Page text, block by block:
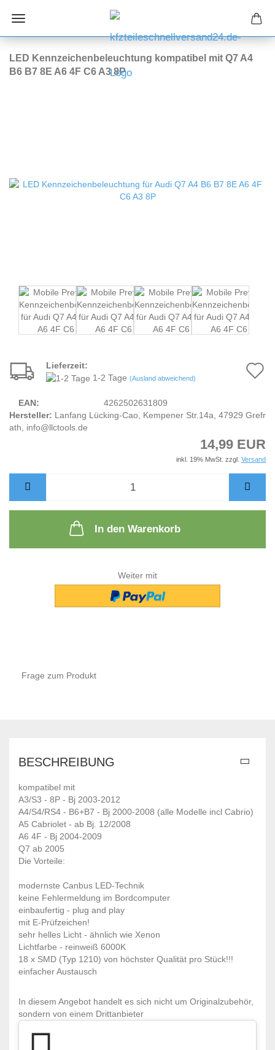
LED Kennzeichenbeleuchtung kompatibel mit Q7 A4
B6 B7 8E A6 4F C6 A3 8P
Lieferzeit:
1-2 Tage (Ausland abweichend)
EAN:
4262502631809
Hersteller: Lanfang Lücking-Cao, Kempener Str.14a, 47929 Grefr
ath, info@llctools.de
14,99 EUR
inkl. 19% MwSt. zzgl. Versand
In den Warenkorb
Weiter mit
Frage zum Produkt
BESCHREIBUNG
kompatibel mit
A3/S3 - 8P - Bj 2003-2012
A4/S4/RS4 - B6+B7 - Bj 2000-2008 (alle Modelle incl Cabrio)
A5 Cabriolet - ab Bj. 12/2008
A6 4F - Bj 2004-2009
Q7 ab 2005
Die Vorteile:
modernste Canbus LED-Technik
keine Fehlermeldung im Bordcomputer
einbaufertig - plug and play
mit E-Prüfzeichen!
sehr helles Licht - ähnlich wie Xenon
Lichtfarbe - reinweiß 6000K
18 x SMD (Typ 1210) von höchster Qualität pro Stück!!!
einfacher Austausch
In diesem Angebot handelt es sich nicht um Originalzubehör,
sondern von einem Drittanbieter